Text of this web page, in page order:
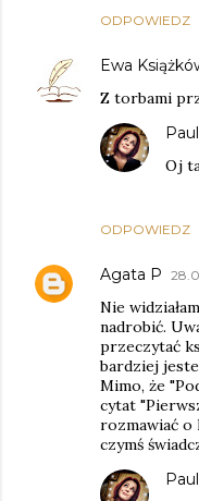
ODPOWIEDZ
Ewa
Z torbami
ODPOWIEDZ
Oj
Agata P
Nie
nadrobić.
przeczytać
bardziej
Mimo, że
cytat
rozmawiać o
czymś